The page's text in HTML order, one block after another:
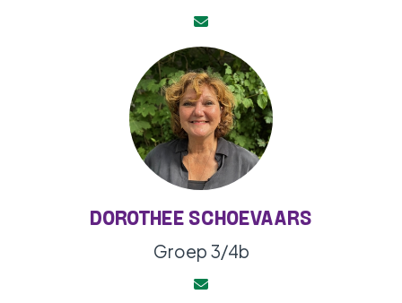
DOROTHEE SCHOEVAARS
Groep 3/4b